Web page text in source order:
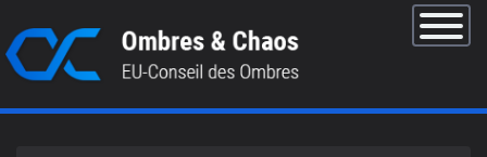
Basculer
la
×